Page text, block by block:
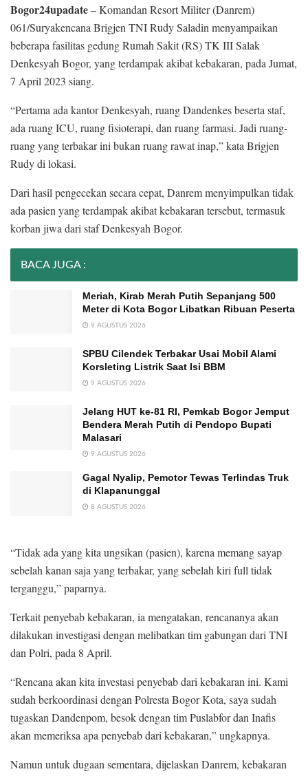
Bogor24upadate– Komandan Resort Militer (Danrem)
061/Suryakencana Brigjen TNI Rudy Saladin menyampaikan
beberapa fasilitas gedung Rumah Sakit (RS) TK III Salak
Denkesyah Bogor, yang terdampak akibat kebakaran, pada Jumat,
7 April 2023 siang.
“Pertama ada kantor Denkesyah, ruang Dandenkes beserta staf,
ada ruang ICU, ruang fisioterapi, dan ruang farmasi. Jadi ruang-
ruang yang terbakar ini bukan ruang rawat inap,” kata Brigjen
Rudy di lokasi.
Dari hasil pengecekan secara cepat, Danrem menyimpulkan tidak
ada pasien yang terdampak akibat kebakaran tersebut, termasuk
korban jiwa dari staf Denkesyah Bogor.
BACA JUGA :
Meriah, Kirab Merah Putih Sepanjang 500
Meter di Kota Bogor Libatkan Ribuan Peserta
9 AGUSTUS 2026
SPBU Cilendek Terbakar Usai Mobil Alami
Korsleting Listrik Saat Isi BBM
9 AGUSTUS 2026
Jelang HUT ke-81 RI, Pemkab Bogor Jemput
Bendera Merah Putih di Pendopo Bupati
Malasari
9 AGUSTUS 2026
Gagal Nyalip, Pemotor Tewas Terlindas Truk
di Klapanunggal
8 AGUSTUS 2026
“Tidak ada yang kita ungsikan (pasien), karena memang sayap
sebelah kanan saja yang terbakar, yang sebelah kiri full tidak
terganggu,” paparnya.
Terkait penyebab kebakaran, ia mengatakan, rencananya akan
dilakukan investigasi dengan melibatkan tim gabungan dari TNI
dan Polri, pada 8 April.
“Rencana akan kita investasi penyebab dari kebakaran ini. Kami
sudah berkoordinasi dengan Polresta Bogor Kota, saya sudah
tugaskan Dandenpom, besok dengan tim Puslabfor dan Inafis
akan memeriksa apa penyebab dari kebakaran,” ungkapnya.
Namun untuk dugaan sementara, dijelaskan Danrem, kebakaran